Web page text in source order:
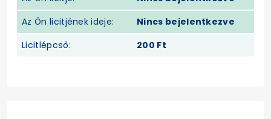
Az Ön licitjének ideje:
Nincs bejelentkezve
Licitlépcső:
200 Ft